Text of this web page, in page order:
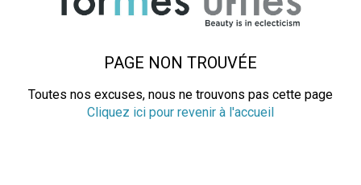
PAGE NON TROUVÉE
Toutes nos excuses, nous ne trouvons pas cette page
Cliquez ici pour revenir à l'accueil